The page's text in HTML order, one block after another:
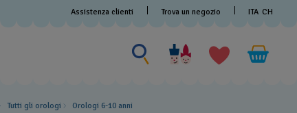
Assistenza clienti Trova un negozio ITA CH
Cerca
Tutti gli orologi Orologi 6-10 anni